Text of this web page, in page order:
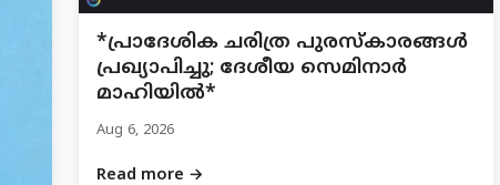
*പ്രാദേശിക ചരിത്ര പുരസ്‌കാരങ്ങൾ
പ്രഖ്യാപിച്ചു; ദേശീയ സെമിനാർ
മാഹിയിൽ*
Aug 6, 2026
Read more →